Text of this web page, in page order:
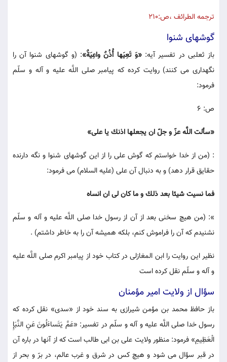
ترجمه الطرائف ،ص:210
گوشهاى شنوا
باز ثعلبى در تفسير آيه: «وَ تَعِيَها أُذُنٌ واعِيَةٌ»: (و گوشهاى شنوا آن را
نگهدارى مى كنند) روايت كرده كه پيامبر صلى اللَّه عليه و آله و سلّم
فرمود:
ص: 6
«سألت اللَّه عزّ و جلّ ان يجعلها اذنك يا على»
: (من از خدا خواستم كه گوش على را از اين گوشهاى شنوا و نگه دارنده
حقايق قرار دهد) و به دنبال آن على (عليه السلام) مى فرمود:
فما نسيت شيئا بعد ذلك و ما كان لى ان انساه
»: (من هيچ سخنى بعد از آن از رسول خدا صلى اللَّه عليه و آله و سلّم
نشنيدم كه آن را فراموش كنم، بلكه هميشه آن را به خاطر داشتم) .
نظير اين روايت را ابن المغازلى در كتاب خود از پيامبر اكرم صلى اللَّه عليه
و آله و سلّم نقل كرده است
سؤال از ولايت امير مؤمنان
باز حافظ محمد بن مؤمن شيرازى به سند خود از «سدى» نقل كرده كه
رسول خدا صلى اللَّه عليه و آله و سلّم در تفسير: «عَمَّ يَتَساءَلُونَ عَنِ النَّبَإِ
الْعَظِيمِ» فرمود: منظور ولايت على بن ابى طالب است كه از آنها در باره آن
در قبر سؤال مى شود و هيچ كس در شرق و غرب عالم، در برّ و بحر از